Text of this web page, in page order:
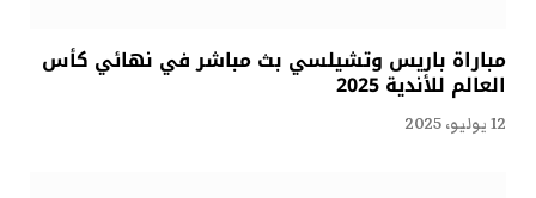
مباراة باريس وتشيلسي بث مباشر في نهائي كأس
العالم للأندية 2025
12 يوليو، 2025